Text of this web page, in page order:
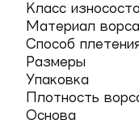
Класс
Материал ворса
Способ
Размеры
Упаковка
Плотность
Основа